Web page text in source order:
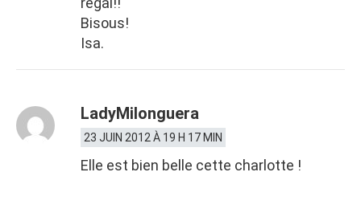
Bisous!
Isa.
LadyMilonguera
23 JUIN 2012 À 19 H 17 MIN
Elle est bien belle cette charlotte !